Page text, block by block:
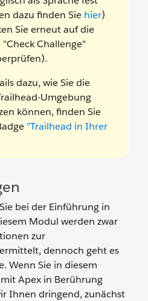
dazu finden Sie hier)
Sie erneut auf die
Challenge"
dazu, wie Sie die
Umgebung
können, finden Sie
"Trailhead in Ihrer
bei der Einführung in
Modul werden zwar
zur
dennoch geht es
Wenn Sie in diesem
Apex in Berührung
Ihnen dringend, zunächst